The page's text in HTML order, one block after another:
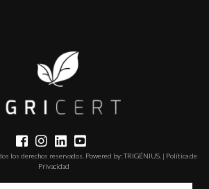
los derechos reservados. Powered by:TRIGÉNIUS . | Política de
Privacidad